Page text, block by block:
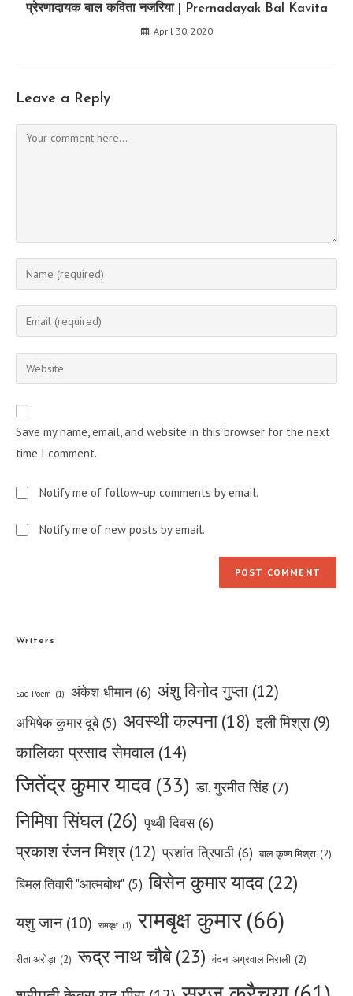
प्रेरणादायक बाल कविता नजरिया | Prernadayak Bal Kavita
April 30, 2020
Leave a Reply
Comment
Enter
your
name
comment
Enter
your
email
address
Enter
your
URL
(optional)
Save my name, email, and website in this browser for the next
time I comment.
Notify me of follow-up comments by email.
Notify me of new posts by email.
Writers
Sad Poem (1) अंकेश धीमान (6) अंशु विनोद गुप्ता (12)
अभिषेक कुमार दूबे (5) अवस्थी कल्पना (18) इली मिश्रा (9)
कालिका प्रसाद सेमवाल (14)
जितेंद्र कुमार यादव (33) डा. गुरमीत सिंह (7)
निमिषा सिंघल(26) पृथ्वी दिवस (6)
प्रकाश रंजन मिश्र (12) प्रशांत त्रिपाठी (6) बाल कृष्ण मिश्रा (2)
बिमल तिवारी "आत्मबोध" (5) बिसेन कुमार यादव(22)
यशु जान (10) रामबृक्ष (1) रामबृक्ष कुमार(66)
रीता अरोड़ा (2) रूद्र नाथ चौबे(23) वंदना अग्रवाल निराली (2)